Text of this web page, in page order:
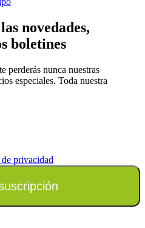
novedades,
boletines
perderás nunca nuestras
especiales. Toda nuestra
privacidad